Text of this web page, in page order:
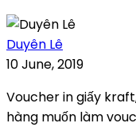
Duyên Lê
10 June, 2019
Voucher in giấy
hàng muốn làm